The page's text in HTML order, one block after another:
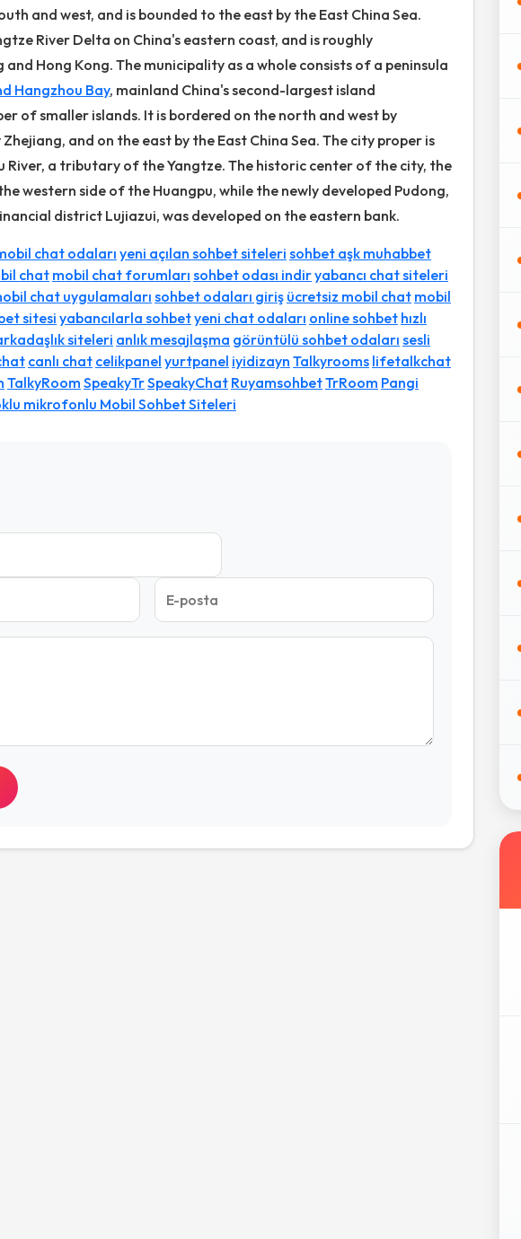
and west, and is bounded to the east by the East China Sea.
River Delta on China's eastern coast, and is roughly
Hong Kong. The municipality as a whole consists of a peninsula
Hangzhou Bay, mainland China's second-largest island
of smaller islands. It is bordered on the north and west by
and on the east by the East China Sea. The city proper is
River, a tributary of the Yangtze. The historic center of the city, the
western side of the Huangpu, while the newly developed Pudong,
district Lujiazui, was developed on the eastern bank.
chat odaları yeni açılan sohbet siteleri sohbet aşk muhabbet
chat mobil chat forumları sohbet odası indiryabancı chat siteleri
chat uygulamalarısohbet odaları giriş ücretsiz mobil chat mobil
sitesi yabancılarla sohbetyeni chat odaları online sohbet hızlı
siteleri anlık mesajlaşma görüntülü sohbet odaları sesli
canlı chat celikpanel yurtpanel iyidizayn Talkyrooms lifetalkchat
TalkyRoom SpeakyTrSpeakyChat RuyamsohbetTrRoom Pangi
mikrofonlu Mobil Sohbet Siteleri